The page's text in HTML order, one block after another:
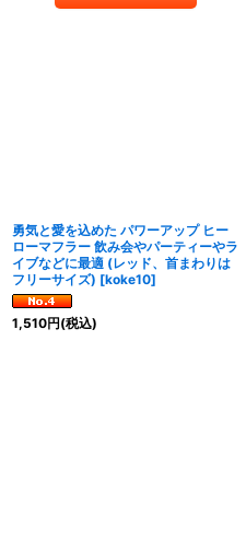
勇気と愛を込めた パワーアップ ヒー
ローマフラー 飲み会やパーティーやラ
イブなどに最適 (レッド、首まわりは
フリーサイズ) [koke10]
1,510円(税込)